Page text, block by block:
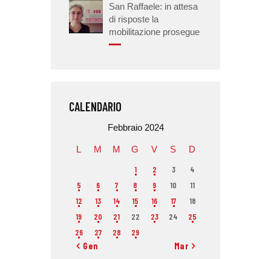
San Raffaele: in attesa
di risposte la
mobilitazione prosegue
CALENDARIO
Febbraio 2024
L M M G V S D
1 2 3
4
5
6 7 8 9 10
11
12
13 14 15 16 17
18
19
20 21 22 23 24
25
26
27 28 29
« Gen Mar »